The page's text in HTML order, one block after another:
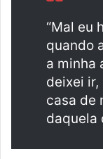
“Mal eu
quando
a minha
deixei
casa de
daquela